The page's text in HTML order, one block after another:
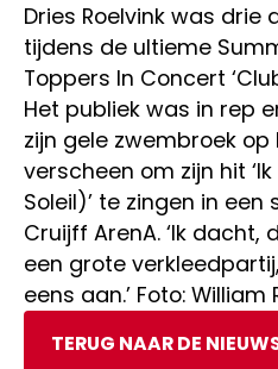
Dries Roelvink was drie
tijdens de ultieme
Toppers In Concert
Het publiek was in rep
zijn gele zwembroek
verscheen om zijn hit
Soleil)’ te zingen in
Cruijff ArenA. ‘Ik dacht,
een grote
eens aan.’ Foto: William
TERUG NAAR DE